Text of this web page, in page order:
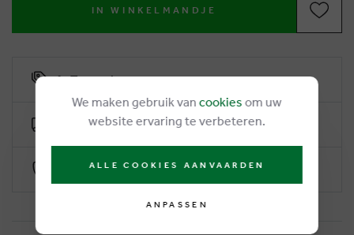
IN WINKELMANDJE
6% Treuerabatt
Kostenlose Lieferung ab €50
Sichere Zahlung durch Worldline
We maken gebruik van cookies om uw
website ervaring te verbeteren.
ALLE COOKIES AANVAARDEN
ANPASSEN